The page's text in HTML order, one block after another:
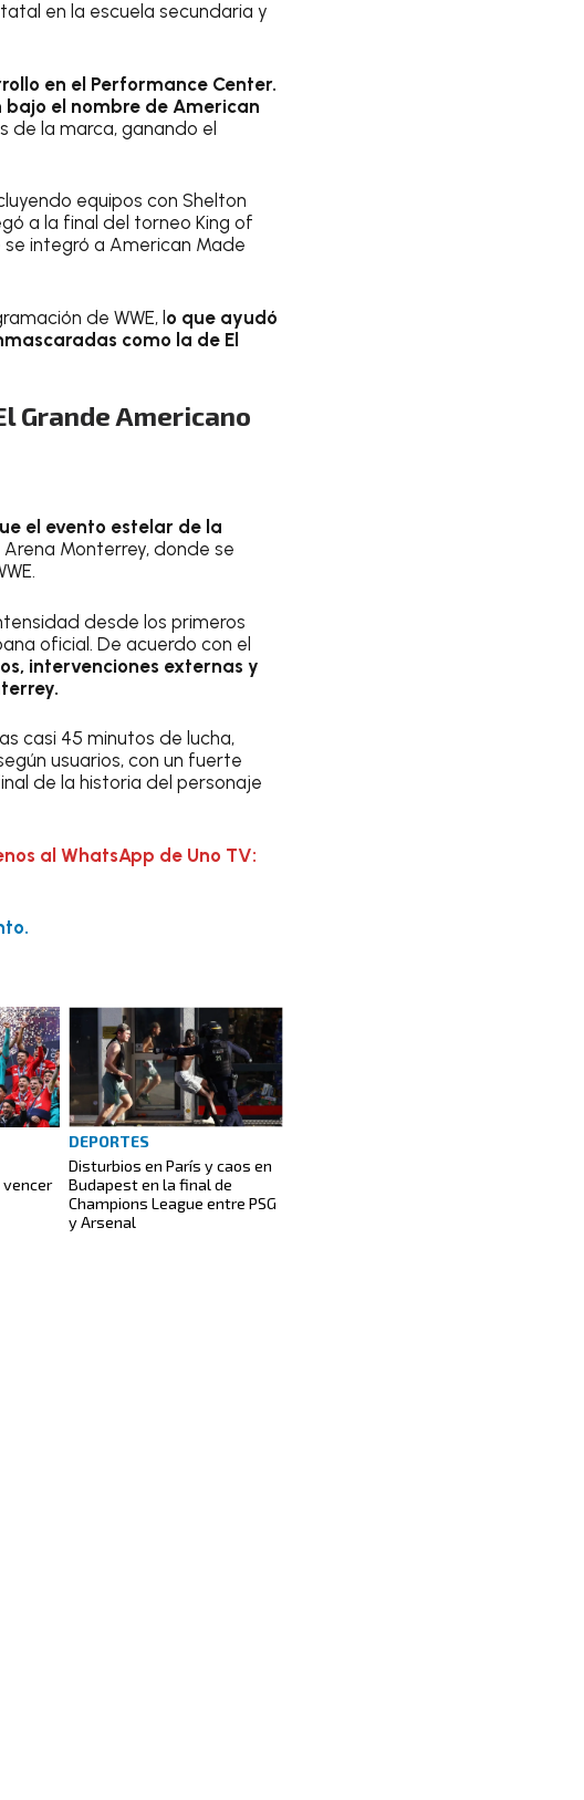
en la escuela secundaria y
en el Performance Center.
bajo el nombre de American
de la marca, ganando el
equipos con Shelton
a la final del torneo King of
integró a American Made
de WWE, lo que ayudó
como la de El
Grande Americano
el evento estelar de la
Arena Monterrey, donde se
desde los primeros
oficial. De acuerdo con el
intervenciones externas y
casi 45 minutos de lucha,
usuarios, con un fuerte
de la historia del personaje
al WhatsApp de Uno TV:
vencer
DEPORTES
Disturbios en París y caos en
Budapest en la final de
Champions League entre PSG
y Arsenal